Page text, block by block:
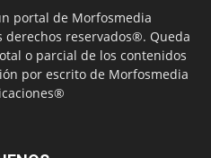
portal de Morfosmedia
derechos reservados®. Queda
o parcial de los contenidos
por escrito de Morfosmedia